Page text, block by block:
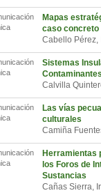
Mapas
caso concreto
Cabello
Sistemas
Calvilla
Las vías
culturales
Camiña
Herramientas
los Foros de
Sustancias
Cañas Sierra,